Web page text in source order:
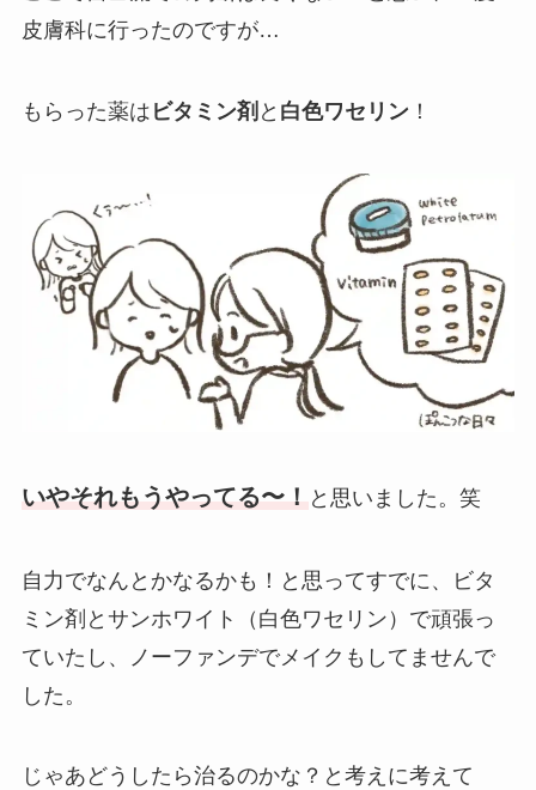
皮膚科に行ったのですが…
もらった薬は ビタミン剤 と 白色ワセリン！
いやそれもうやってる〜！ と思いました。笑
自力でなんとかなるかも！と思ってすでに、ビタ
ミン剤とサンホワイト（白色ワセリン）で頑張っ
ていたし、ノーファンデでメイクもしてませんで
した。
じゃあどうしたら治るのかな？と考えに考えて